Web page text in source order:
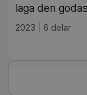
laga den
2023 6 delar